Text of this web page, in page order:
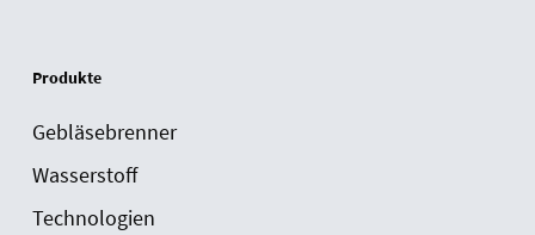
Produkte
Gebläsebrenner
Wasserstoff
Technologien